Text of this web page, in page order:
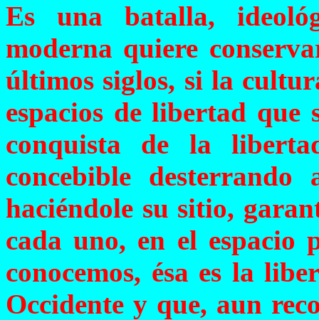
Es una batalla,
moderna quiere
últimos siglos, si la
espacios de libertad
conquista de la
concebible
haciéndole su sitio,
cada uno, en el espacio
conocemos, ésa es la
Occidente y que, aun